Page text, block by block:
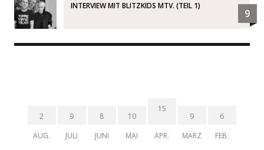
INTERVIEW MIT BLITZKIDS MTV. (TEIL 1)
9
2
AUG.
9
JULI
8
JUNI
10
MAI
15
APR.
9
MÄRZ
6
FEB.